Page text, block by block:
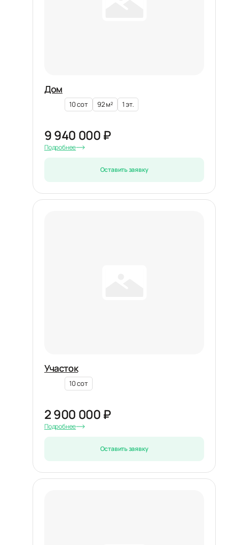
Дом
10 сот 92 м² 1 эт.
9 940 000 ₽
Подробнее
Оставить заявку
Участок
10 сот
2 900 000 ₽
Подробнее
Оставить заявку